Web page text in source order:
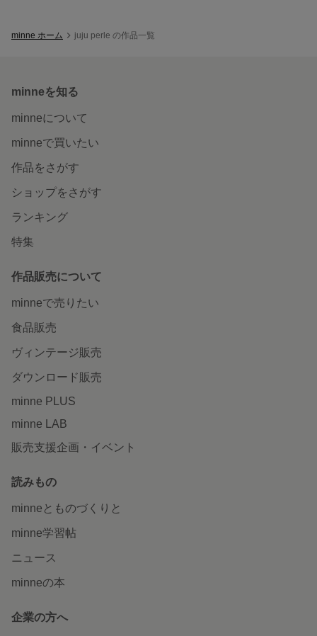
minne ホーム juju perle の作品一覧
minneを知る
minneについて
minneで買いたい
作品をさがす
ショップをさがす
ランキング
特集
作品販売について
minneで売りたい
食品販売
ヴィンテージ販売
ダウンロード販売
minne PLUS
minne LAB
販売支援企画・イベント
読みもの
minneとものづくりと
minne学習帖
ニュース
minneの本
企業の方へ